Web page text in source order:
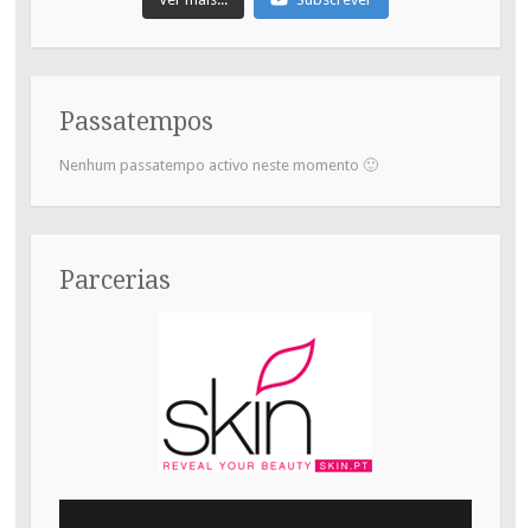
Passatempos
Nenhum passatempo activo neste momento 🙂
Parcerias